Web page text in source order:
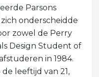
Parsons
onderscheidde
zowel de Perry
Design Student of
in 1984.
leeftijd van 21,